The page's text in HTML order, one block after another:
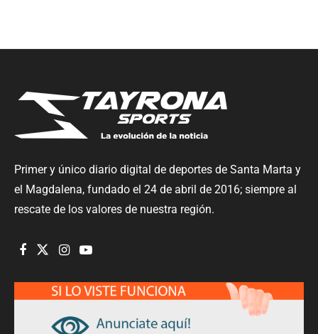
Primer y único diario digital de deportes de Santa Marta y
el Magdalena, fundado el 24 de abril de 2016; siempre al
rescate de los valores de nuestra región.